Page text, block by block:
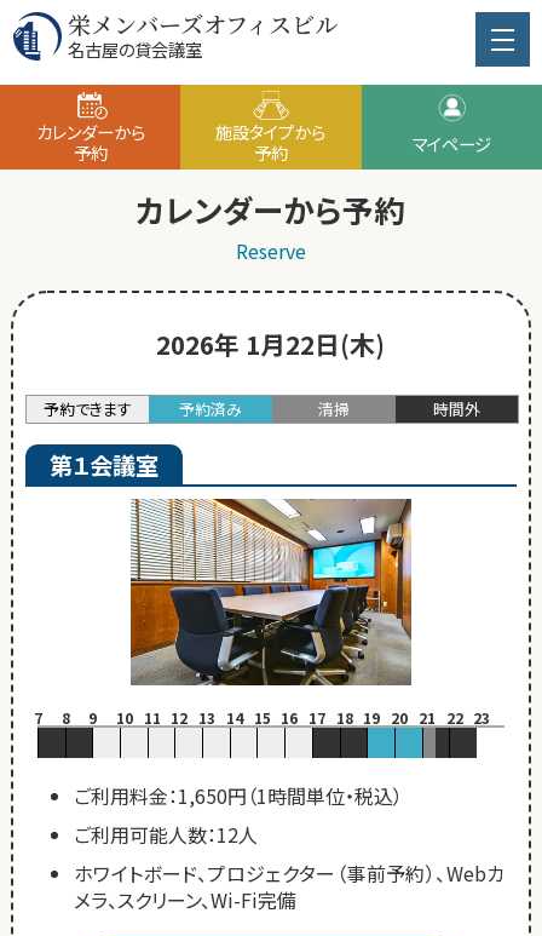
栄メンバーズオフィスビル
名古屋の貸会議室
カレンダーから
予約
施設タイプから
予約
マイページ
カレンダーから予約
Reserve
2026年 1月22日(木)
予約できます 予約済み 清掃 時間外
第１会議室
7 8 9 10 11 12 13 14 15 16 17 18 19 20 21 22 23
ご利用料金：1,650円（1時間単位・税込）
ご利用可能人数：12人
ホワイトボード、プロジェクター（事前予約）、Webカ
メラ、スクリーン、Wi-Fi完備